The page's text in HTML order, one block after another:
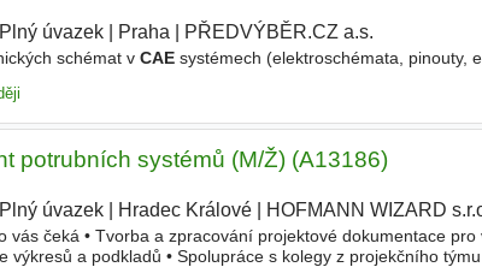
Plný úvazek| Praha PŘEDVÝBĚR.CZ a.s.
schémat v CAEsystémech (elektroschémata, pinouty,
potrubních systémů (M/Ž) (A13186)
Plný úvazek| Hradec Králové| HOFMANN WIZARD
vás čeká • Tvorba a zpracování projektové dokumentace
výkresů a podkladů • Spolupráce s kolegy z projekčního